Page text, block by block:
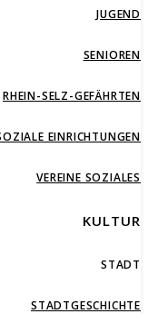
JUGEND
SENIOREN
RHEIN-SELZ-GEFÄHRTEN
EINRICHTUNGEN
VEREINE SOZIALES
KULTUR
STADT
STADTGESCHICHTE